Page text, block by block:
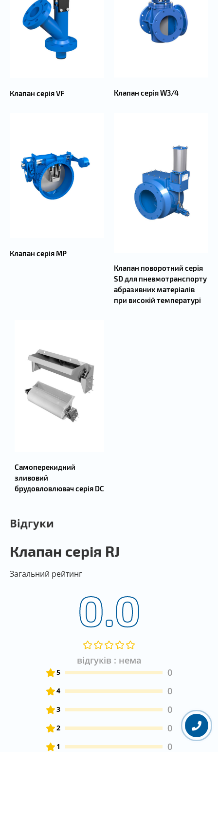
Клапан серія VF Клапан серія W3/4
Клапан серія MP
Клапан поворотний серія
SD для пневмотранспорту
абразивних матеріалів
при високій температурі
Самоперекидний
зливовий
брудовловлювач серія DC
Відгуки
Клапан серія RJ
Загальний рейтинг
0.0
відгуків : нема
5 0
4 0
3 0
2 0
1 0